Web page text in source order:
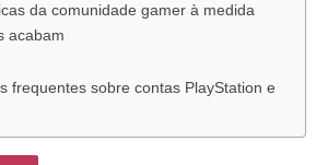
da comunidade gamer à medida
acabam
frequentes sobre contas PlayStation e